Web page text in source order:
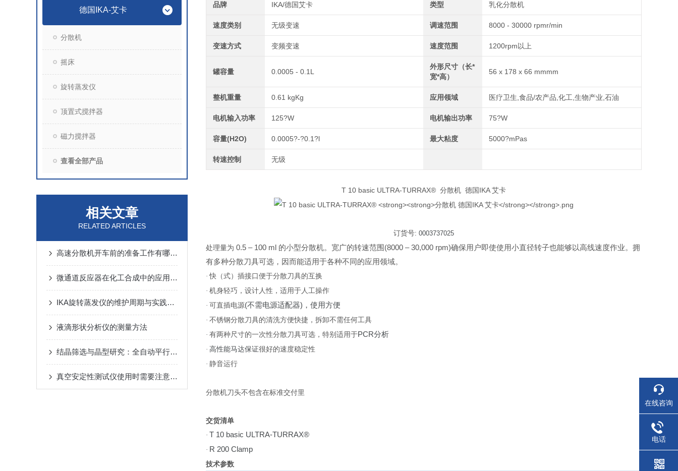
德国IKA-艾卡
分散机
摇床
旋转蒸发仪
顶置式搅拌器
磁力搅拌器
查看全部产品
相关文章
RELATED ARTICLES
高速分散机开车前的准备工作有哪些？
微通道反应器在化工合成中的应用有哪些
IKA旋转蒸发仪的维护周期与实践建议
液滴形状分析仪的测量方法
结晶筛选与晶型研究：全自动平行反应工作站
真空安定性测试仪使用时需要注意哪些事项？
品牌 IKA/德国艾卡 类型 乳化分散机
速度类别 无级变速 调速范围 8000 - 30000 rpmr/min
变速方式 变频变速 速度范围 1200rpm以上
罐容量 0.0005 - 0.1L
外形尺寸（长*
宽*高）
56 x 178 x 66 mmmm
整机重量 0.61 kgKg 应用领域 医疗卫生,食品/农产品,化工,生物产业,石油
电机输入功率 125?W 电机输出功率 75?W
容量(H2O) 0.0005?-?0.1?l 最大粘度 5000?mPas
转速控制 无级
T 10 basic ULTRA-TURRAX® 分散机 德国 IKA 艾卡
订货号: 0003737025
处理量为 0.5 – 100 ml 的小型分散机。宽广的转速范围(8000 – 30,000 rpm)确保用户即使使用小直径转子也能够以高线速度作业。拥
有多种分散刀具可选，因而能适用于各种不同的应用领域。
·快（式）插接口便于分散刀具的互换
· 机身轻巧，设计人性，适用于人工操作
· 可直插电源(不需电源适配器)，使用方便
· 不锈钢分散刀具的清洗方便快捷，拆卸不需任何工具
· 有两种尺寸的一次性分散刀具可选，特别适用于PCR分析
· 高性能马达保证很好的速度稳定性
· 静音运行
分散机刀头不包含在标准交付里
交货清单
· T 10 basic ULTRA-TURRAX®
· R 200 Clamp
技术参数
在线咨询
电话